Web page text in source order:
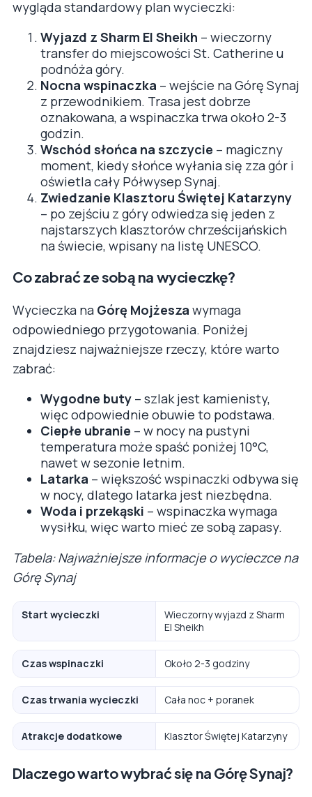
wygląda standardowy plan wycieczki:
Wyjazd z Sharm El Sheikh – wieczorny
transfer do miejscowości St. Catherine u
podnóża góry.
Nocna wspinaczka – wejście na Górę Synaj
z przewodnikiem. Trasa jest dobrze
oznakowana, a wspinaczka trwa około 2-3
godzin.
Wschód słońca na szczycie – magiczny
moment, kiedy słońce wyłania się zza gór i
oświetla cały Półwysep Synaj.
Zwiedzanie Klasztoru Świętej Katarzyny
– po zejściu z góry odwiedza się jeden z
najstarszych klasztorów chrześcijańskich
na świecie, wpisany na listę UNESCO.
Co zabrać ze sobą na wycieczkę?
Wycieczka na Górę Mojżesza wymaga
odpowiedniego przygotowania. Poniżej
znajdziesz najważniejsze rzeczy, które warto
zabrać:
Wygodne buty – szlak jest kamienisty,
więc odpowiednie obuwie to podstawa.
Ciepłe ubranie – w nocy na pustyni
temperatura może spaść poniżej 10°C,
nawet w sezonie letnim.
Latarka – większość wspinaczki odbywa się
w nocy, dlatego latarka jest niezbędna.
Woda i przekąski – wspinaczka wymaga
wysiłku, więc warto mieć ze sobą zapasy.
Tabela: Najważniejsze informacje o wycieczce na
Górę Synaj
Start wycieczki
Wieczorny wyjazd z Sharm
El Sheikh
Czas wspinaczki Około 2-3 godziny
Czas trwania wycieczki Cała noc + poranek
Atrakcje dodatkowe Klasztor Świętej Katarzyny
Dlaczego warto wybrać się na Górę Synaj?